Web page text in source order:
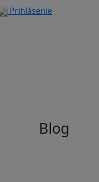
Prihlásenie
Blog